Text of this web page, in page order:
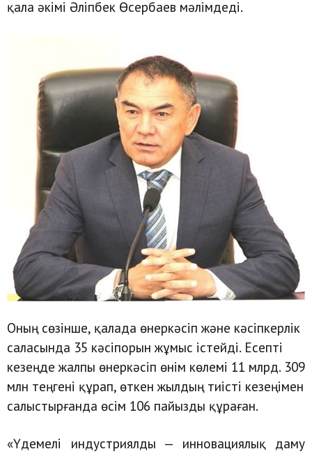
қала әкімі Әліпбек Өсербаев мәлімдеді.
Оның сөзінше, қалада өнеркәсіп және кәсіпкерлік
саласында 35 кәсіпорын жұмыс істейді. Есепті
кезеңде жалпы өнеркәсіп өнім көлемі 11 млрд. 309
млн теңгені құрап, өткен жылдың тиісті кезеңімен
салыстырғанда өсім 106 пайызды құраған.
«Үдемелі индустриялды — инновациялық даму